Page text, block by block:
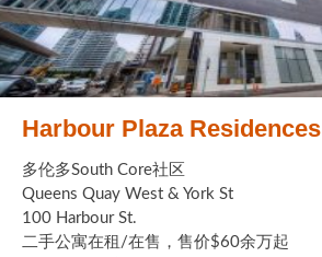
Harbour Plaza Residences
多伦多South Core社区
Queens Quay West & York St
100 Harbour St.
二手公寓在租/在售，售价$60余万起